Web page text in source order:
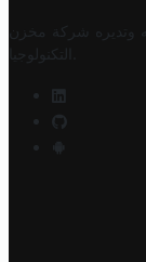
وتديره
شركة مخزن
التكنولوجيا